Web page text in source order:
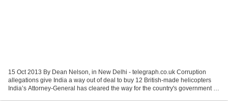
15 Oct 2013 By Dean Nelson, in New Delhi - telegraph.co.uk Corruption
allegations give India a way out of deal to buy 12 British-made helicopters
India’s Attorney-General has cleared the way for the country's government to